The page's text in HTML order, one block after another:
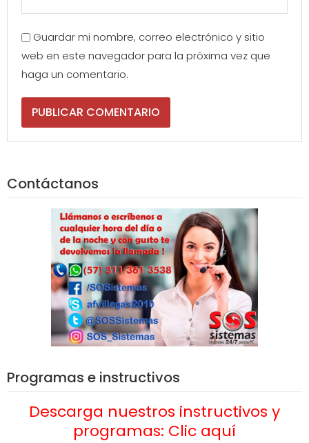
Guardar mi nombre, correo electrónico y sitio
web en este navegador para la próxima vez que
haga un comentario.
Contáctanos
Programas e instructivos
Descarga nuestros instructivos y
programas: Clic aquí